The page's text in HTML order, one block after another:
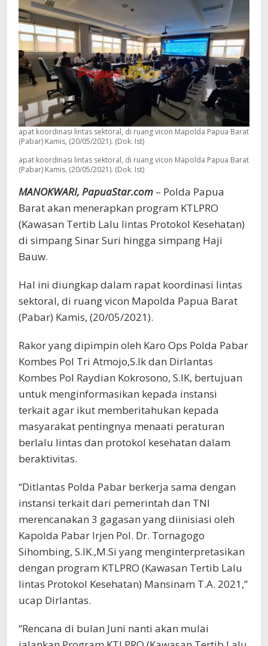
Suri-
Hajibauw
apat koordinasi lintas sektoral, di ruang vicon Mapolda Papua Barat
(Pabar) Kamis, (20/05/2021). (Dok. Ist)
apat koordinasi lintas sektoral, di ruang vicon Mapolda Papua Barat
(Pabar) Kamis, (20/05/2021). (Dok. Ist)
MANOKWARI, PapuaStar.com – Polda Papua
Barat akan menerapkan program KTLPRO
(Kawasan Tertib Lalu lintas Protokol Kesehatan)
di simpang Sinar Suri hingga simpang Haji
Bauw.
Hal ini diungkap dalam rapat koordinasi lintas
sektoral, di ruang vicon Mapolda Papua Barat
(Pabar) Kamis, (20/05/2021).
Rakor yang dipimpin oleh Karo Ops Polda Pabar
Kombes Pol Tri Atmojo,S.Ik dan Dirlantas
Kombes Pol Raydian Kokrosono, S.IK, bertujuan
untuk menginformasikan kepada instansi
terkait agar ikut memberitahukan kepada
masyarakat pentingnya menaati peraturan
berlalu lintas dan protokol kesehatan dalam
beraktivitas.
“Ditlantas Polda Pabar berkerja sama dengan
instansi terkait dari pemerintah dan TNI
merencanakan 3 gagasan yang diinisiasi oleh
Kapolda Pabar Irjen Pol. Dr. Tornagogo
Sihombing, S.IK.,M.Si yang menginterpretasikan
dengan program KTLPRO (Kawasan Tertib Lalu
lintas Protokol Kesehatan) Mansinam T.A. 2021,”
ucap Dirlantas.
“Rencana di bulan Juni nanti akan mulai